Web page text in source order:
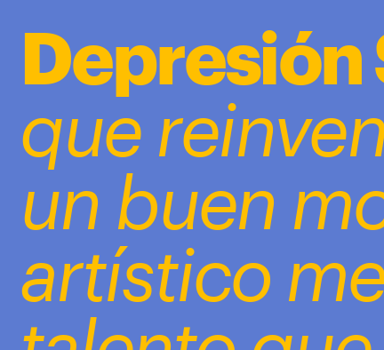
Depresión
que
un buen
artístico